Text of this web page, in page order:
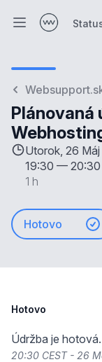
Otvoriť hlavné
Plánovaná
Utorok, 26 Máj
19:30 — 20:30
1 h
Hotovo
Hotovo
Údržba je
20:30 CEST - 26